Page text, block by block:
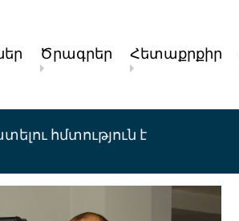
Ծրագրեր Հետաքրքիր
հմտություն է